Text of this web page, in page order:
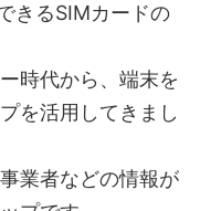
きるSIMカードの
時代から、端末を
を活用してきまし
業者などの情報が